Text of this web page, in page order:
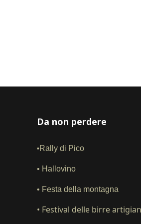
Da non perdere
•Rally di Pico
• Hallovino
• Festa della montagna
• Festival delle birre